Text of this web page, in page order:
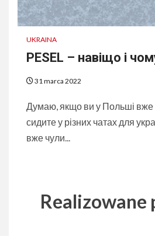
UKRAINA
PESEL – навіщо і
31 marca 2022
Думаю, якщо ви у Польші вже
сидите у різних чатах для
вже чули...